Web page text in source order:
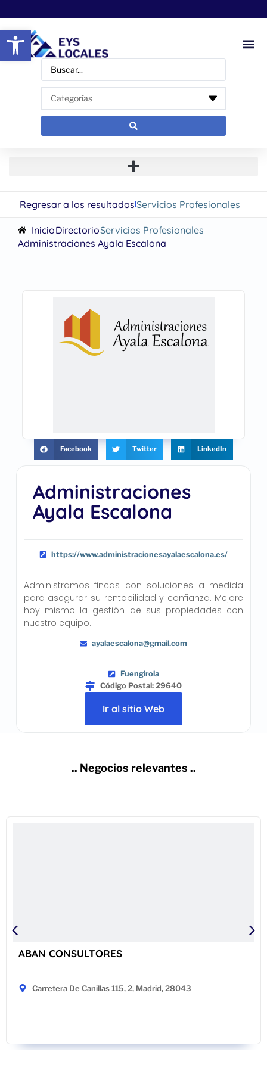
Abrir barra de herramientas
Regresar a los resultadosServicios Profesionales
InicioDirectorioServicios Profesionales
Administraciones Ayala Escalona
Administraciones
Ayala Escalona
https://www.administracionesayalaescalona.es/
Administramos fincas con soluciones a medida
para asegurar su rentabilidad y confianza. Mejore
hoy mismo la gestión de sus propiedades con
nuestro equipo.
ayalaescalona@gmail.com
Fuengirola
Código Postal: 29640
Ir al sitio Web
Facebook Twitter LinkedIn
.. Negocios relevantes ..
ABAN CONSULTORES
Carretera De Canillas 115, 2, Madrid, 28043